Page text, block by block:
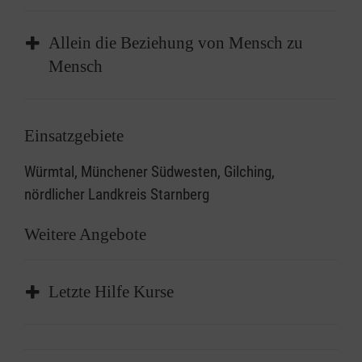
Allein die Beziehung von Mensch zu
Mensch
Einsatzgebiete
Würmtal, Münchener Südwesten, Gilching,
nördlicher Landkreis Starnberg
Weitere Angebote
Letzte Hilfe Kurse